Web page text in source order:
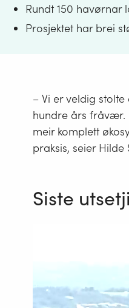
Rundt 150 havørnar
Prosjektet har brei
Sterk ørnebestand
– Vi er veldig
hundre års fråvær.
meir komplett
praksis, seier
Siste